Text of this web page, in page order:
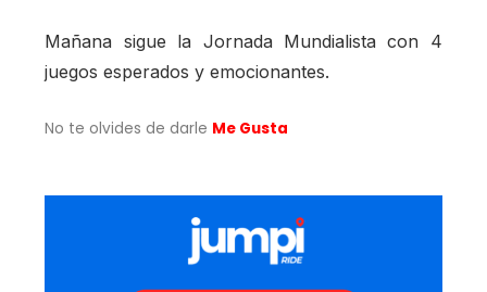
Mañana sigue la Jornada Mundialista con 4
juegos esperados y emocionantes.
No te olvides de darle Me Gusta